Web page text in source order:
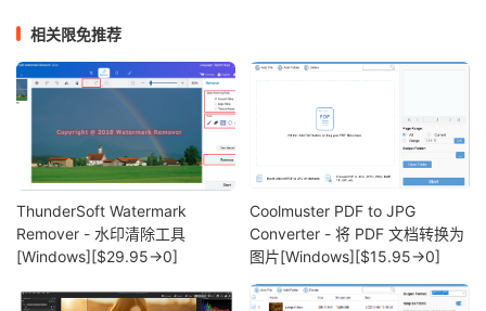
相关限免推荐
ThunderSoft Watermark
Remover - 水印清除工具
[Windows][$29.95→0]
Coolmuster PDF to JPG
Converter - 将 PDF 文档转换为
图片[Windows][$15.95→0]